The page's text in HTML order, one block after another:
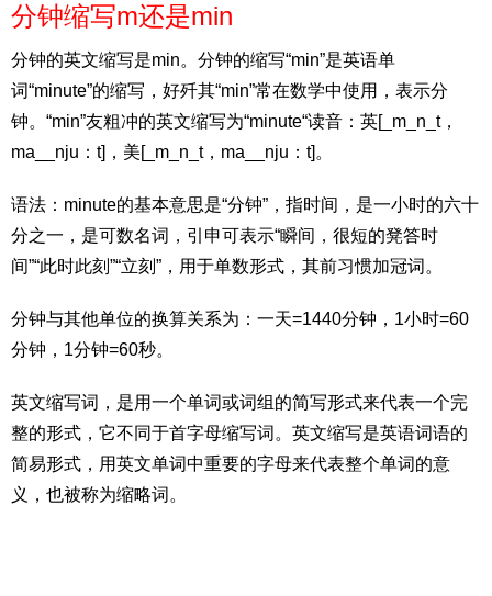
分钟缩写m还是min
分钟的英文缩写是min。分钟的缩写“min”是英语单
词“minute”的缩写，好歼其“min”常在数学中使用，表示分
钟。“min”友粗冲的英文缩写为“minute“读音：英[_m_n_t，
ma__nju：t]，美[_m_n_t，ma__nju：t]。
语法：minute的基本意思是“分钟”，指时间，是一小时的六十
分之一，是可数名词，引申可表示“瞬间，很短的凳答时
间”“此时此刻”“立刻”，用于单数形式，其前习惯加冠词。
分钟与其他单位的换算关系为：一天=1440分钟，1小时=60
分钟，1分钟=60秒。
英文缩写词，是用一个单词或词组的简写形式来代表一个完
整的形式，它不同于首字母缩写词。英文缩写是英语词语的
简易形式，用英文单词中重要的字母来代表整个单词的意
义，也被称为缩略词。